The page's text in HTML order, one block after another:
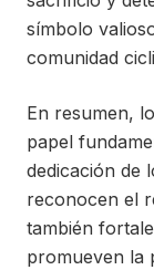
símbolo
comunidad
En resumen,
papel
dedicación de
reconocen el
también
promueven la